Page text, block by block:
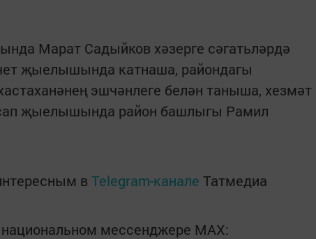
Марат Садыйков хәзерге сәгатьләрдә
җыелышында катнаша, райондагы
эшчәнлеге белән таныша, хезмәт
җыелышында район башлыгы Рамил
в Telegram-канале Татмедиа
национальном мессенджере MАХ: